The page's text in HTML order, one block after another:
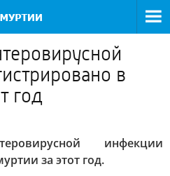
в
год
инфекции
за этот год.